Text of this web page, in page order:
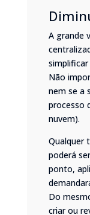
A grande
Não
nem se a
processo
nuvem).
Qualquer
poderá
ponto,
Do
criar ou